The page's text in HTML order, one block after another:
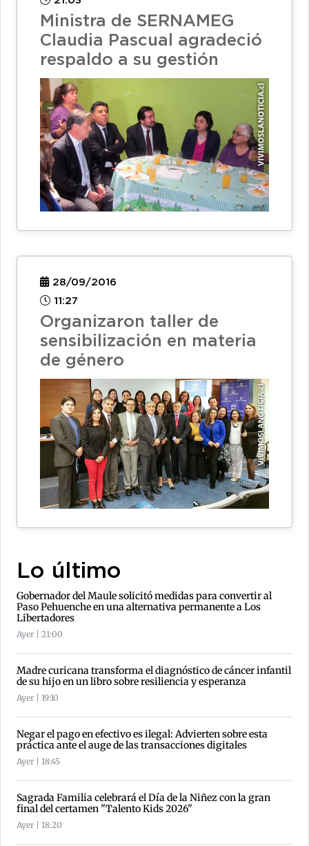
Ministra de SERNAMEG
Claudia Pascual agradeció
respaldo a su gestión
28/09/2016
11:27
Organizaron taller de
sensibilización en materia
de género
Lo último
Gobernador del Maule solicitó medidas para convertir al
Paso Pehuenche en una alternativa permanente a Los
Libertadores
Ayer | 21:00
Madre curicana transforma el diagnóstico de cáncer infantil
de su hijo en un libro sobre resiliencia y esperanza
Ayer | 19:10
Negar el pago en efectivo es ilegal: Advierten sobre esta
práctica ante el auge de las transacciones digitales
Ayer | 18:45
Sagrada Familia celebrará el Día de la Niñez con la gran
final del certamen "Talento Kids 2026"
Ayer | 18:20